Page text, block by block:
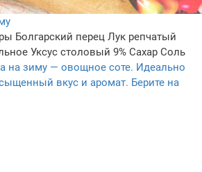
Болгарский перец Лук репчатый
Уксус столовый 9% Сахар Соль
на зиму — овощное соте. Идеально
вкус и аромат. Берите на